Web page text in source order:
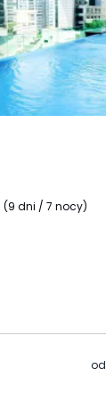
(9 dni / 7 nocy)
od